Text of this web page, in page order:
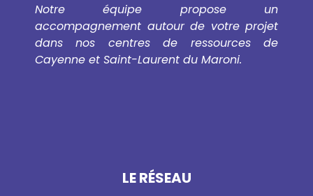
Notre équipe propose un
accompagnement autour de votre projet
dans nos centres de ressources de
Cayenne et Saint-Laurent du Maroni.
LE RÉSEAU